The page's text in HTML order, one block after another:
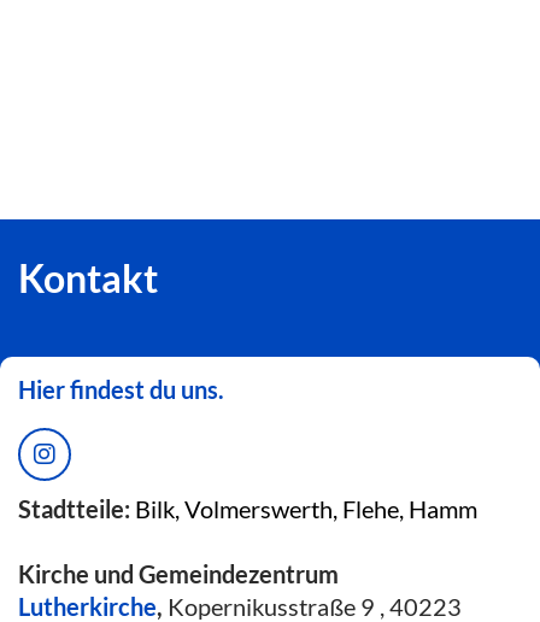
Kontakt
Hier findest du uns.
Stadtteile: Bilk, Volmerswerth, Flehe, Hamm
Kirche und Gemeindezentrum
Lutherkirche, Kopernikusstraße 9 , 40223